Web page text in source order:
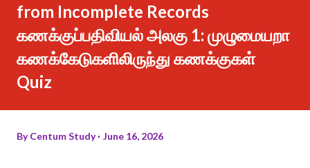
from Incomplete Records
கணக்குப்பதிவியல் அலகு 1: முழுமையறா
கணக்கேடுகளிலிருந்து கணக்குகள்
Quiz
ByCentum Study June 16, 2026